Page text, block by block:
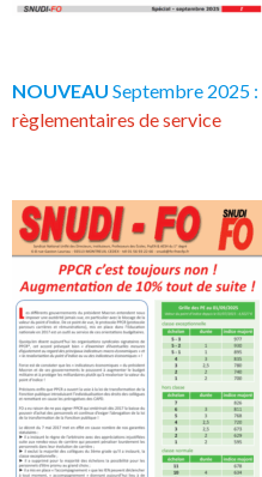
NOUVEAU Septembre 2025 :
règlementaires de service